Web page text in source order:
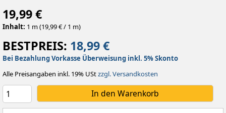
19,99 €
Inhalt: 1 m (19,99 € / 1 m)
BESTPREIS: 18,99 €
Bei Bezahlung Vorkasse Überweisung inkl. 5% Skonto
Alle Preisangaben inkl. 19% UStzzgl. Versandkosten